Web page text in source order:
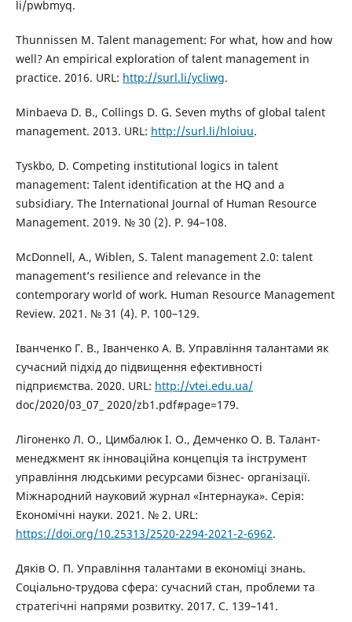
li/pwbmyq.
Thunnissen M. Talent management: For what, how and how
well? An empirical exploration of talent management in
practice. 2016. URL: http://surl.li/ycliwg.
Minbaeva D. B., Collings D. G. Seven myths of global talent
management. 2013. URL: http://surl.li/hloiuu.
Tyskbo, D. Competing institutional logics in talent
management: Talent identification at the HQ and a
subsidiary. The International Journal of Human Resource
Management. 2019. № 30 (2). Р. 94–108.
McDonnell, A., Wiblen, S. Talent management 2.0: talent
management’s resilience and relevance in the
contemporary world of work. Human Resource Management
Review. 2021. № 31 (4). Р. 100–129.
Іванченко Г. В., Іванченко А. В. Управління талантами як
сучасний підхід до підвищення ефективності
підприємства. 2020. URL: http://vtei.edu.ua/
doc/2020/03_07_ 2020/zb1.pdf#page=179.
Лігоненко Л. О., Цимбалюк І. О., Демченко О. В. Талант-
менеджмент як інноваційна концепція та інструмент
управління людськими ресурсами бізнес- організації.
Міжнародний науковий журнал «Інтернаука». Серія:
Економічні науки. 2021. № 2. URL:
https://doi.org/10.25313/2520-2294-2021-2-6962.
Дяків О. П. Управління талантами в економіці знань.
Соціально-трудова сфера: сучасний стан, проблеми та
стратегічні напрями розвитку. 2017. С. 139–141.